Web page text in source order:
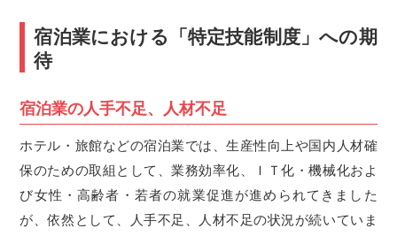
宿泊業における「特定技能制度」への期
待
宿泊業の人手不足、人材不足
ホテル・旅館などの宿泊業では、生産性向上や国内人材確
保のための取組として、業務効率化、ＩＴ化・機械化およ
び女性・高齢者・若者の就業促進が進められてきました
が、依然として、人手不足、人材不足の状況が続いていま